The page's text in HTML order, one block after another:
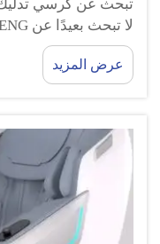
تبحث عن كرسي تدليك
ما تحتاج إلى
الاعتبارات عند
عرض المزيد